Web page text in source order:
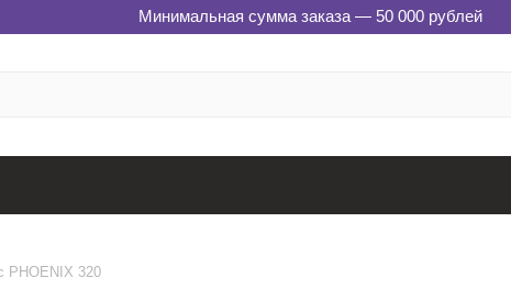
Минимальная сумма заказа — 50 000 рублей
PHOENIX 320